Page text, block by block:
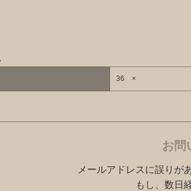
36 ×
お問
メールアドレスに誤りが
もし、数日